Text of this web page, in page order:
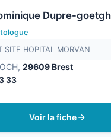
Dupre-
SITE HOPITAL MORVAN
29609 Brest
33
Voir la fiche